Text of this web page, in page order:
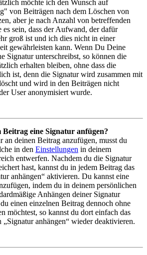
möchte ich den Wunsch auf
von Beiträgen nach dem Löschen von
aber je nach Anzahl von betreffenden
es sein, dass der Aufwand, der dafür
groß ist und ich dies nicht in einer
gewährleisten kann. Wenn Du Deine
Signatur unterschreibst, so können die
erhalten bleiben, ohne dass die
ist, denn die Signatur wird zusammen mit
und wird in den Beiträgen nicht
User anonymisiert wurde.
eine Signatur anfügen?
an deinen Beitrag anzufügen, musst du
in den Einstellungen in deinem
entwerfen. Nachdem du die Signatur
hast, kannst du in jedem Beitrag das
anhängen“ aktivieren. Du kannst eine
indem du in deinem persönlichen
Anhängen deiner Signatur
einen einzelnen Beitrag dennoch ohne
möchtest, so kannst du dort einfach das
anhängen“ wieder deaktivieren.